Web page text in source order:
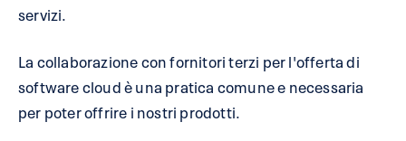
servizi.
La collaborazione con fornitori terzi per l'offerta di
software cloud è una pratica comune e necessaria
per poter offrire i nostri prodotti.